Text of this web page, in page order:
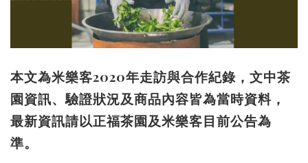
本文為米樂客2020年走訪與合作紀錄，文中茶
園資訊、驗證狀況及商品內容皆為當時資料，
最新資訊請以正福茶園及米樂客目前公告為
準。